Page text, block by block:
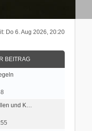
Do 6. Aug 2026, 20:20
BEITRAG
und K…